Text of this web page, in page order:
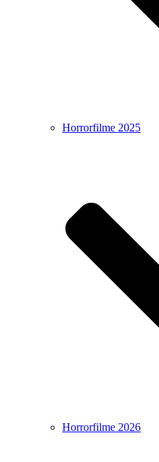
Horrorfilme 2025
Horrorfilme 2026